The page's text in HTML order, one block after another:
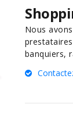
Nous
banquiers,